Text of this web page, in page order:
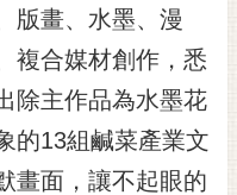
版畫、水墨、漫
複合媒材創作，悉
除主作品為水墨花
的13組鹹菜產業文
畫面，讓不起眼的